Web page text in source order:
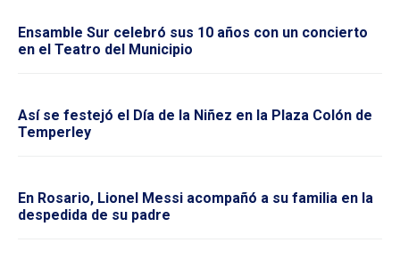
Ensamble Sur celebró sus 10 años con un concierto
en el Teatro del Municipio
Así se festejó el Día de la Niñez en la Plaza Colón de
Temperley
En Rosario, Lionel Messi acompañó a su familia en la
despedida de su padre